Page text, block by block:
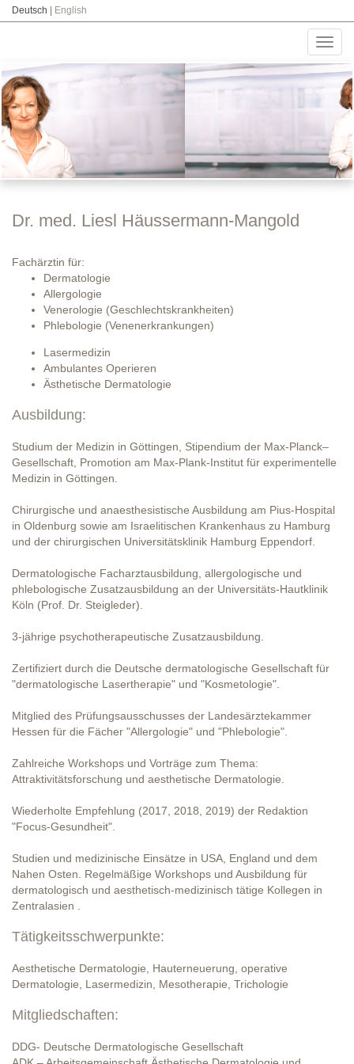
Deutsch English
Dr. med. Liesl Häussermann-Mangold
Fachärztin für:
Dermatologie
Allergologie
Venerologie (Geschlechtskrankheiten)
Phlebologie (Venenerkrankungen)
Lasermedizin
Ambulantes Operieren
Ästhetische Dermatologie
Ausbildung:
Studium der Medizin in Göttingen, Stipendium der Max-Planck–
Gesellschaft, Promotion am Max-Plank-Institut für experimentelle
Medizin in Göttingen.
Chirurgische und anaesthesistische Ausbildung am Pius-Hospital
in Oldenburg sowie am Israelitischen Krankenhaus zu Hamburg
und der chirurgischen Universitätsklinik Hamburg Eppendorf.
Dermatologische Facharztausbildung, allergologische und
phlebologische Zusatzausbildung an der Universitäts-Hautklinik
Köln (Prof. Dr. Steigleder).
3-jährige psychotherapeutische Zusatzausbildung.
Zertifiziert durch die Deutsche dermatologische Gesellschaft für
"dermatologische Lasertherapie" und "Kosmetologie".
Mitglied des Prüfungsausschusses der Landesärztekammer
Hessen für die Fächer "Allergologie" und "Phlebologie".
Zahlreiche Workshops und Vorträge zum Thema:
Attraktivitätsforschung und aesthetische Dermatologie.
Wiederholte Empfehlung (2017, 2018, 2019) der Redaktion
"Focus-Gesundheit".
Studien und medizinische Einsätze in USA, England und dem
Nahen Osten. Regelmäßige Workshops und Ausbildung für
dermatologisch und aesthetisch-medizinisch tätige Kollegen in
Zentralasien .
Tätigkeitsschwerpunkte:
Aesthetische Dermatologie, Hauterneuerung, operative
Dermatologie, Lasermedizin, Mesotherapie, Trichologie
Mitgliedschaften:
DDG- Deutsche Dermatologische Gesellschaft